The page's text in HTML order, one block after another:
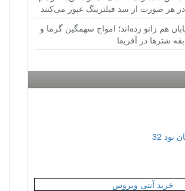
هر صورت از سد فیلترینگ عبور می‌کنند
هم زانو زده‌اند؛ امواج سهمگین گرما و
شترها در آفریقا
32
خرید آنتی ویروس